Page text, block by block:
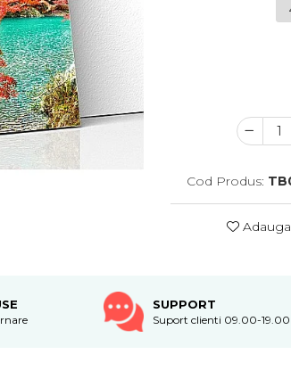
Cod Produs:
SUPPORT
Suport clienti 09.00-19.00